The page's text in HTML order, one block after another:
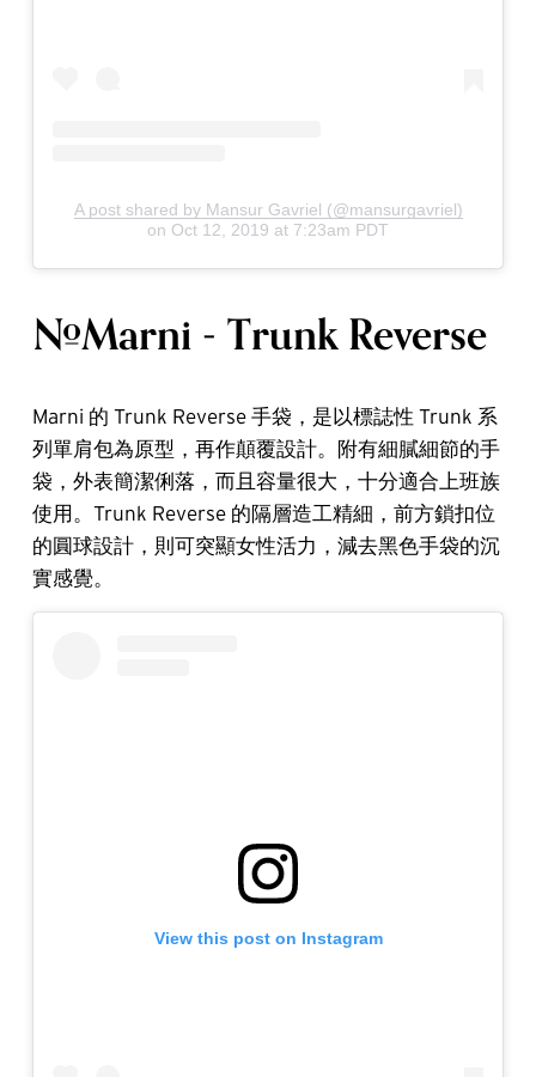
A post shared by Mansur Gavriel (@mansurgavriel)
on Oct 12, 2019 at 7:23am PDT
#Marni - Trunk Reverse
Marni 的 Trunk Reverse 手袋，是以標誌性 Trunk 系
列單肩包為原型，再作顛覆設計。附有細膩細節的手
袋，外表簡潔俐落，而且容量很大，十分適合上班族
使用。Trunk Reverse 的隔層造工精細，前方鎖扣位
的圓球設計，則可突顯女性活力，減去黑色手袋的沉
實感覺。
View this post on Instagram